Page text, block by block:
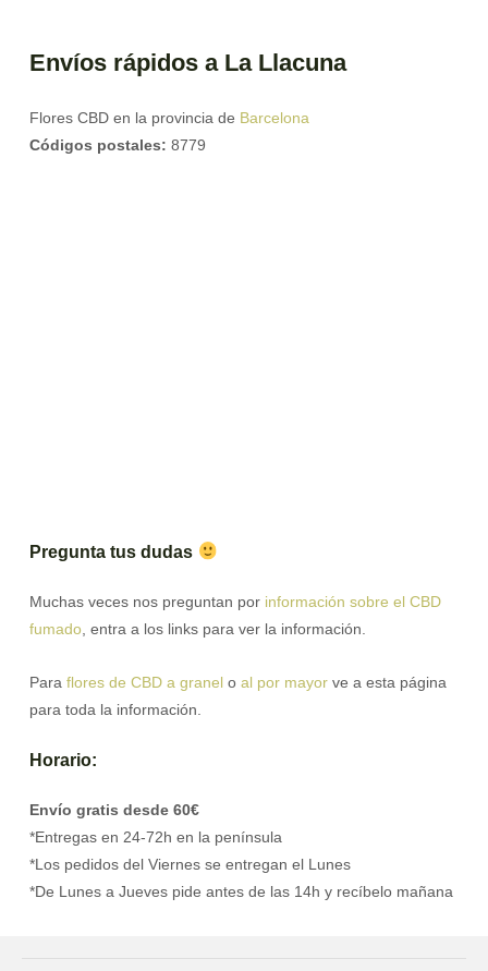
Envíos rápidos a La Llacuna
Flores CBD en la provincia de Barcelona
Códigos postales: 8779
Pregunta tus dudas
Muchas veces nos preguntan por información sobre el CBD
fumado, entra a los links para ver la información.
Paraflores de CBD a granel oal por mayor ve a esta página
para toda la información.
Horario:
Envío gratis desde 60€
*Entregas en 24-72h en la península
*Los pedidos del Viernes se entregan el Lunes
*De Lunes a Jueves pide antes de las 14h y recíbelo mañana